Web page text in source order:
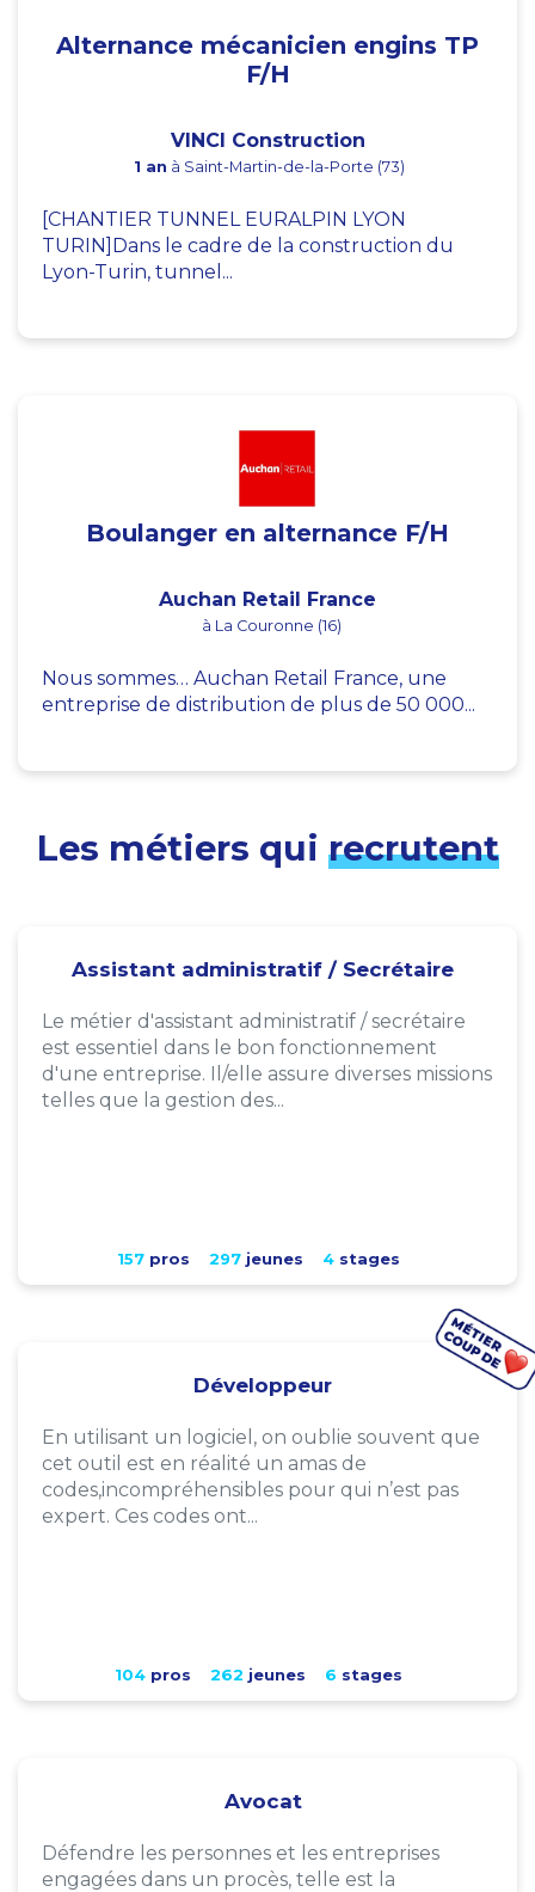
Alternance mécanicien engins TP
F/H
VINCI Construction
1 an à Saint-Martin-de-la-Porte (73)
[CHANTIER TUNNEL EURALPIN LYON
TURIN]Dans le cadre de la construction du
Lyon-Turin, tunnel...
Boulanger en alternance F/H
Auchan Retail France
à La Couronne (16)
Nous sommes… Auchan Retail France, une
entreprise de distribution de plus de 50 000...
Les métiers qui recrutent
Assistant administratif / Secrétaire
Le métier d'assistant administratif / secrétaire
est essentiel dans le bon fonctionnement
d'une entreprise. Il/elle assure diverses missions
telles que la gestion des...
157pros 297jeunes 4stages
Développeur
En utilisant un logiciel, on oublie souvent que
cet outil est en réalité un amas de
codes,incompréhensibles pour qui n’est pas
expert. Ces codes ont...
104pros 262 jeunes 6 stages
Avocat
Défendre les personnes et les entreprises
engagées dans un procès, telle est la